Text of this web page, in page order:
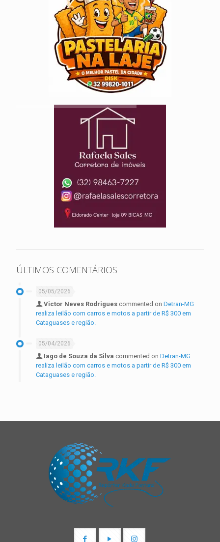
ÚLTIMOS COMENTÁRIOS
05/05/2026
Victor Neves Rodrigues commented on Detran-MG
realiza leilão com carros e motos a partir de R$ 300 em
Cataguases e região.
05/04/2026
Iago de Souza da Silva commented on Detran-MG
realiza leilão com carros e motos a partir de R$ 300 em
Cataguases e região.